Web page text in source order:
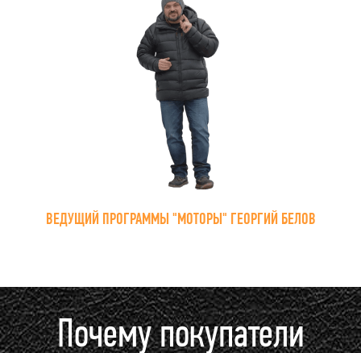
ВЕДУЩИЙ ПРОГРАММЫ "МОТОРЫ" ГЕОРГИЙ БЕЛОВ
Почему покупатели